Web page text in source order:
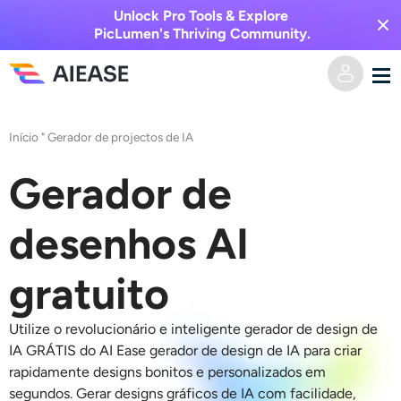
Unlock Pro Tools & Explore
PicLumen's Thriving Community.
Efeitos de vídeo
Gerador de beijo AI
Imagem para imagem
Texto para Imagem
Ferramentas de IA
Editor e Criador de Fotos
Precificação
Início "Gerador de projectos de IA
Gerador de
desenhos AI
gratuito
Utilize o revolucionário e inteligente gerador de design de
IA GRÁTIS do AI Ease gerador de design de IA para criar
rapidamente designs bonitos e personalizados em
segundos. Gerardesigns gráficos de IA com facilidade,